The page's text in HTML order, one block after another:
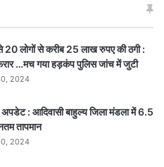
20 लोगों से करीब 25 लाख रुपए की ठगी :
…मच गया हड़कंप पुलिस जांच में जुटी
2024
: आदिवासी बाहुल्य जिला मंडला में 6.5
तापमान
2024